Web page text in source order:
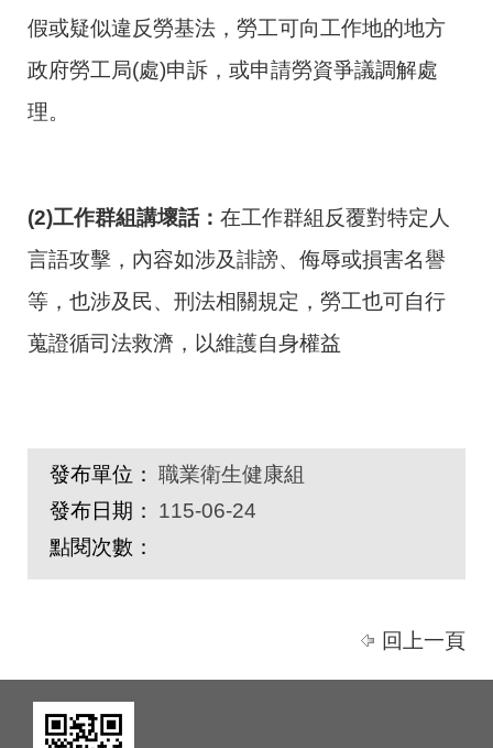
假或疑似違反勞基法，勞工可向工作地的地方
政府勞工局(處)申訴，或申請勞資爭議調解處
理。
(2)工作群組講壞話： 在工作群組反覆對特定人
言語攻擊，內容如涉及誹謗、侮辱或損害名譽
等，也涉及民、刑法相關規定，勞工也可自行
蒐證循司法救濟，以維護自身權益
發布單位： 職業衛生健康組
發布日期：
115-06-24
點閱次數：
回上一頁